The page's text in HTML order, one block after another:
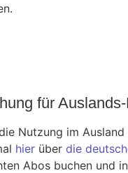
für
Nutzung im
hier über die
Abos buchen und